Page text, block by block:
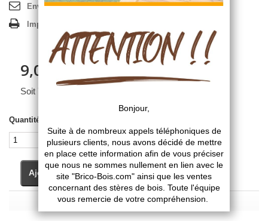
Envoyer à un ami
Imprimer
9,05 €TTC
Soit 7,54 € HT
Quantité
Ajouter au panier